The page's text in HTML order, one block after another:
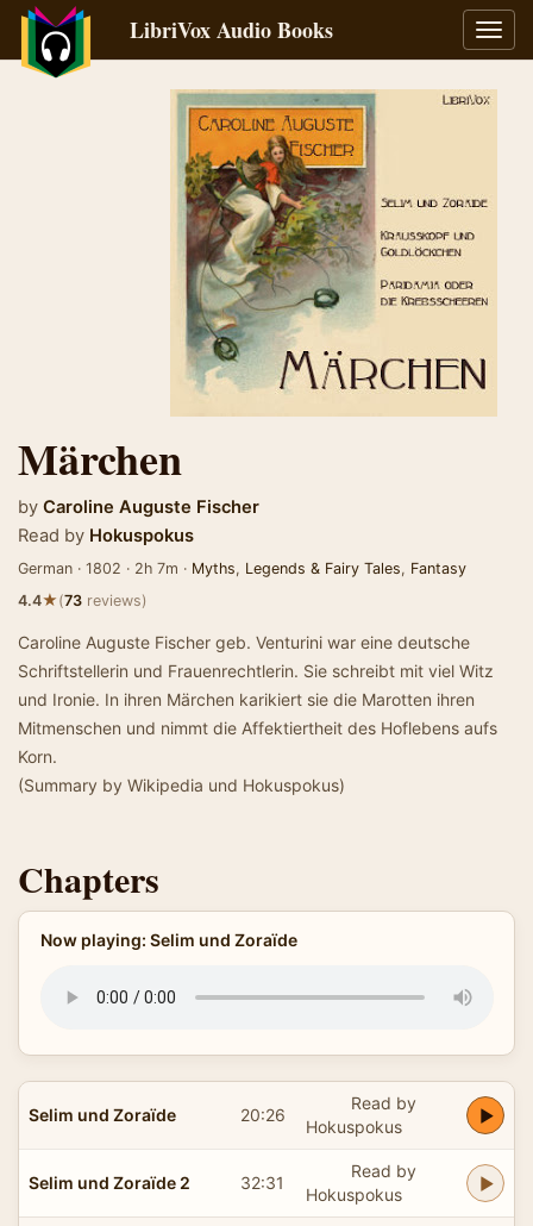
LibriVox Audio Books
Märchen
by Caroline Auguste Fischer
Read by Hokuspokus
German · 1802 · 2h 7m · Myths, Legends & Fairy Tales, Fantasy
4.4★(73 reviews)
Caroline Auguste Fischer geb. Venturini war eine deutsche
Schriftstellerin und Frauenrechtlerin. Sie schreibt mit viel Witz
und Ironie. In ihren Märchen karikiert sie die Marotten ihren
Mitmenschen und nimmt die Affektiertheit des Hoflebens aufs
Korn.
(Summary by Wikipedia und Hokuspokus)
Chapters
Now playing: Selim und Zoraïde
Selim und Zoraïde 20:26
Read by
Hokuspokus
Selim und Zoraïde 2 32:31
Read by
Hokuspokus